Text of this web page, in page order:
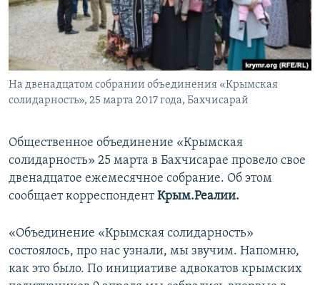
ПОБЕДИТЕЛЕЙ НЕ СУДЯТ?
КРЫМ.НЕПОКОРЕННЫЙ
ELIFBE
УКРАИНСКАЯ ПРОБЛЕМА КРЫМА
ПРИСОЕДИНЯЙТЕСЬ!
Все сайты RFE/RL
На двенадцатом собрании объединения «Крымская
солидарность», 25 марта 2017 года, Бахчисарай
Общественное объединение «Крымская
солидарность» 25 марта в Бахчисарае провело свое
двенадцатое ежемесячное собрание. Об этом
сообщает корреспондентКрым.Реалии.
«Объединение «Крымская солидарность»
состоялось, про нас узнали, мы звучим. Напомню,
как это было. По инициативе адвокатов крымских